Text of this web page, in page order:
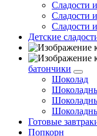
Сладости
Сладости
Сладости
Детские
батончики
Шоколад
Готовые
Попкорн